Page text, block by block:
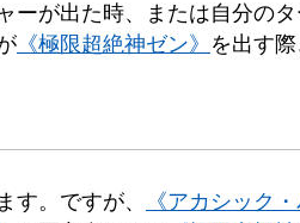
ーが出た時、または自分の
《極限超絶神ゼン》 を出す際
す。ですが、 《アカシック